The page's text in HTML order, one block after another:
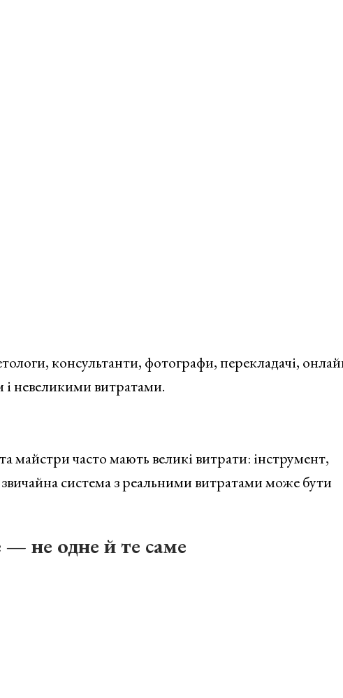
консультанти, фотографи, перекладачі,
невеликими витратами.
майстри часто мають великі витрати: інструмент,
звичайна система з реальними витратами може бути
— не одне й те саме